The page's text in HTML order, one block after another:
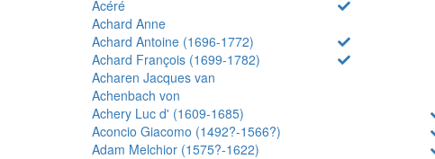
Acéré
Achard Anne
Achard Antoine (1696-1772)
Achard François (1699-1782)
Acharen Jacques van
Achenbach von
Achery Luc d' (1609-1685)
Aconcio Giacomo (1492?-1566?)
Adam Melchior (1575?-1622)